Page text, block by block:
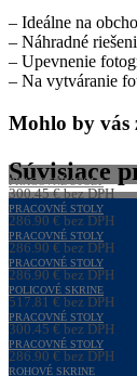
– Ideálne na
– Náhradné
– Upevnenie
– Na vytváranie
Mohlo by
Súvisiace
PRACOVNÉ STOLY
300,45€bez DPH
369,55€s DPH
PRACOVNÉ STOLY
286,90€bez DPH
352,89€s DPH
PRACOVNÉ STOLY
286,90€bez DPH
352,89€s DPH
PRACOVNÉ STOLY
286,90€bez DPH
352,89€s DPH
POLICOVÉ SKRINE
517,81€bez DPH
636,91€s DPH
PRACOVNÉ STOLY
300,45€bez DPH
369,55€s DPH
PRACOVNÉ STOLY
286,90€bez DPH
ROHOVÉ SKRINE